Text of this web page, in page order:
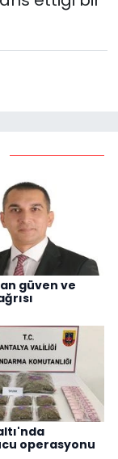
güven ve
operasyonu